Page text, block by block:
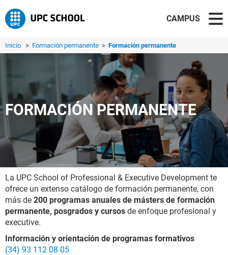
CAMPUS
Inicio > Formación permanente > Formación permanente
FORMACIÓN PERMANENTE
La UPC School of Professional & Executive Development te
ofrece un extenso catálogo de formación permanente, con
más de 200 programas anuales de másters de formación
permanente, posgrados y cursos de enfoque profesional y
executive.
Información y orientación de programas formativos
(34) 93 112 08 05